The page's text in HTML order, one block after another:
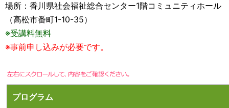
場所：香川県社会福祉総合センター1階コミュニティホール
（高松市番町1-10-35）
※受講料無料
※事前申し込みが必要です。
プログラム